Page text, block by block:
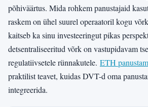
põhiväärtus. Mida rohkem panustajaid
raskem on ühel suurel operaatoril kogu
kaitseb ka sinu investeeringut pikas
detsentraliseeritud võrk on vastupidavam
regulatiivsetele rünnakutele. ETH
praktilist teavet, kuidas DVT-d oma
integreerida.